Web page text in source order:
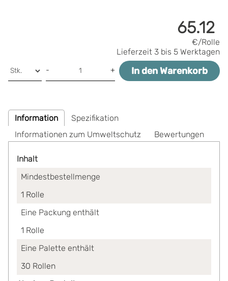
65.12
€/Rolle
Lieferzeit 3 bis 5 Werktagen
- + In den Warenkorb
Information
Spezifikation
Informationen zum Umweltschutz
Bewertungen
Inhalt
Mindestbestellmenge
1 Rolle
Eine Packung enthält
1 Rolle
Eine Palette enthält
30 Rollen